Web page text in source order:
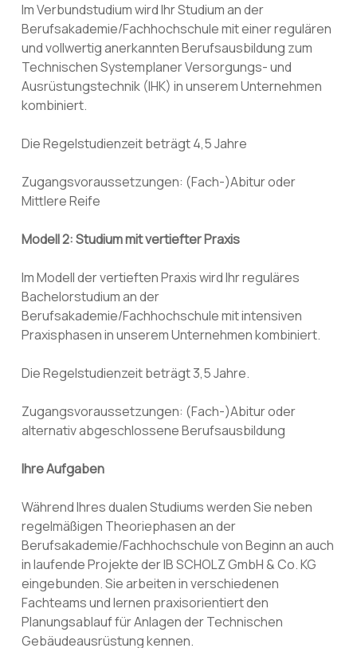
Im Verbundstudium wird Ihr Studium an der
Berufsakademie/Fachhochschule mit einer regulären
und vollwertig anerkannten Berufsausbildung zum
Technischen Systemplaner Versorgungs- und
Ausrüstungstechnik (IHK) in unserem Unternehmen
kombiniert.
Die Regelstudienzeit beträgt 4,5 Jahre
Zugangsvoraussetzungen: (Fach-)Abitur oder
Mittlere Reife
Modell 2: Studium mit vertiefter Praxis
Im Modell der vertieften Praxis wird Ihr reguläres
Bachelorstudium an der
Berufsakademie/Fachhochschule mit intensiven
Praxisphasen in unserem Unternehmen kombiniert.
Die Regelstudienzeit beträgt 3,5 Jahre.
Zugangsvoraussetzungen: (Fach-)Abitur oder
alternativ abgeschlossene Berufsausbildung
Ihre Aufgaben
Während Ihres dualen Studiums werden Sie neben
regelmäßigen Theoriephasen an der
Berufsakademie/Fachhochschule von Beginn an auch
in laufende Projekte der IB SCHOLZ GmbH & Co. KG
eingebunden. Sie arbeiten in verschiedenen
Fachteams und lernen praxisorientiert den
Planungsablauf für Anlagen der Technischen
Gebäudeausrüstung kennen.